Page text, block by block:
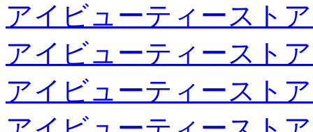
アイビューティースト
アイビューティースト
アイビューティースト